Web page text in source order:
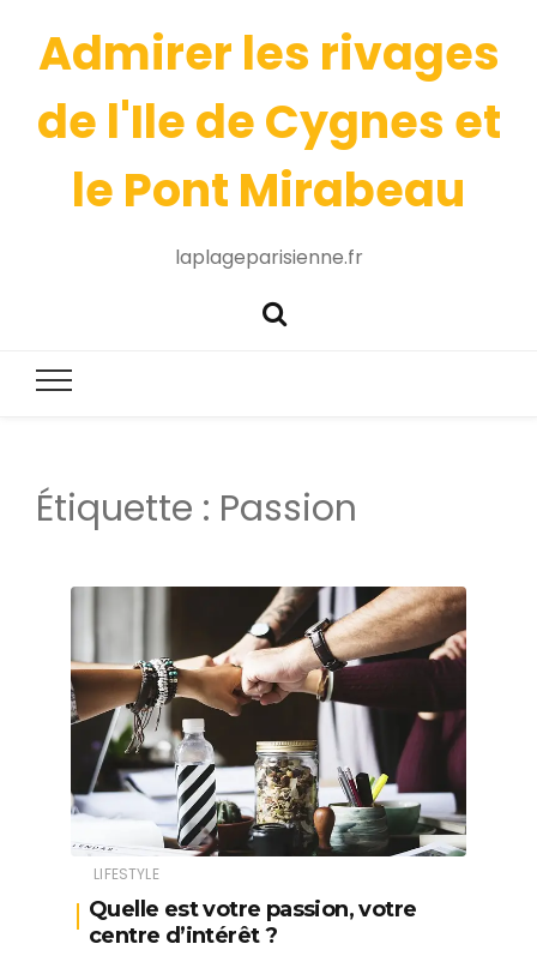
Admirer les rivages
de l'Ile de Cygnes et
le Pont Mirabeau
laplageparisienne.fr
Étiquette : Passion
LIFESTYLE
Quelle est votre passion, votre
centre d’intérêt ?